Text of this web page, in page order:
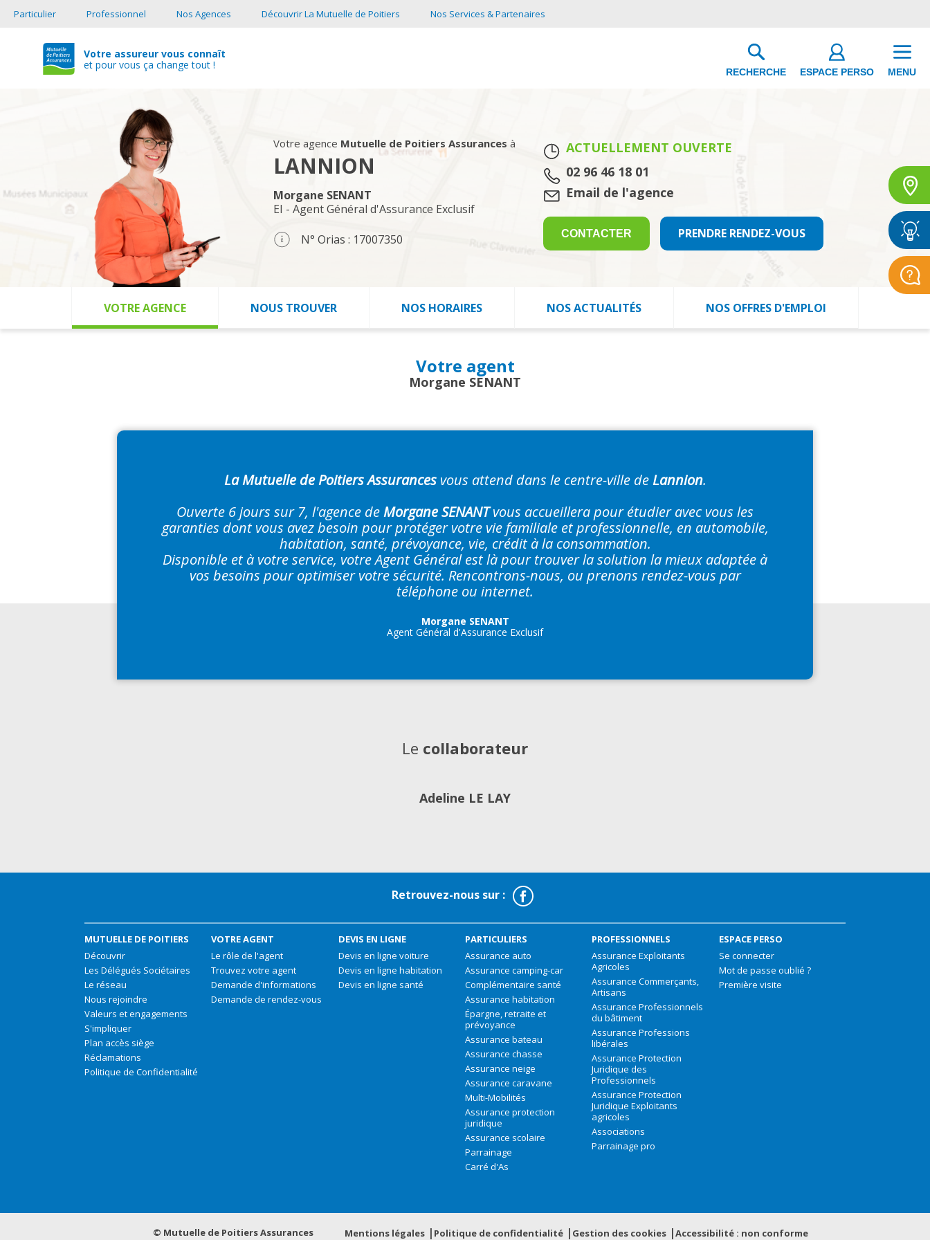
Particulier Professionnel Nos Agences Découvrir La Mutuelle de Poitiers Nos Services & Partenaires
Votre assureur vous connaît
et pour vous ça change tout !
RECHERCHE ESPACE PERSO MENU
Votre agence Mutuelle de Poitiers Assurances à
LANNION
Morgane SENANT
EI - Agent Général d'Assurance Exclusif
N° Orias : 17007350
ACTUELLEMENT OUVERTE
Tél. :
02 96 46 18 01
Email :
Email de l'agence
CONTACTER PRENDRE RENDEZ-VOUS
VOTRE AGENCE NOUS TROUVER NOS HORAIRES NOS ACTUALITÉS NOS OFFRES D'EMPLOI
Votre agent
Morgane SENANT
La Mutuelle de Poitiers Assurancesvous attend dans le centre-ville deLannion.
Ouverte 6 jours sur 7, l'agence deMorgane SENANTvous accueillera pour étudier avec vous les
garanties dont vous avez besoin pour protéger votre vie familiale et professionnelle, en automobile,
habitation, santé, prévoyance, vie, crédit à la consommation.
Disponible et à votre service, votre Agent Général est là pour trouver la solution la mieux adaptée à
vos besoins pour optimiser votre sécurité. Rencontrons-nous, ou prenons rendez-vous par
téléphone ou internet.
Morgane SENANT
Agent Général d'Assurance Exclusif
Le collaborateur
Adeline LE LAY
Retrouvez-nous sur : Facebook
MUTUELLE DE POITIERS
Découvrir
Les Délégués Sociétaires
Le réseau
Nous rejoindre
Valeurs et engagements
S'impliquer
Plan accès siège
Réclamations
Politique de Confidentialité
VOTRE AGENT
Le rôle de l'agent
Trouvez votre agent
Demande d'informations
Demande de rendez-vous
DEVIS EN LIGNE
Devis en ligne voiture
Devis en ligne habitation
Devis en ligne santé
PARTICULIERS
Assurance auto
Assurance camping-car
Complémentaire santé
Assurance habitation
Épargne, retraite et
prévoyance
Assurance bateau
Assurance chasse
Assurance neige
Assurance caravane
Multi-Mobilités
Assurance protection
juridique
Assurance scolaire
Parrainage
Carré d'As
PROFESSIONNELS
Assurance Exploitants
Agricoles
Assurance Commerçants,
Artisans
Assurance Professionnels
du bâtiment
Assurance Professions
libérales
Assurance Protection
Juridique des
Professionnels
Assurance Protection
Juridique Exploitants
agricoles
Associations
Parrainage pro
ESPACE PERSO
Se connecter
Mot de passe oublié ?
Première visite
© Mutuelle de Poitiers Assurances Mentions légales Politique de confidentialité Gestion des cookies Accessibilité : non conforme